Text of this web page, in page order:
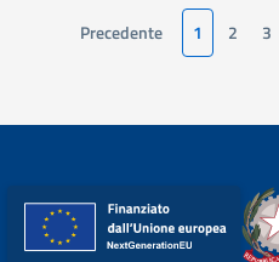
Precedente 1 2 3